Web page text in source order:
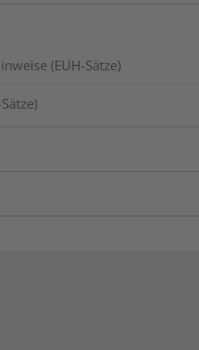
(EUH-Sätze)